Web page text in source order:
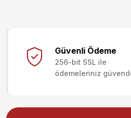
Ürün resmi kalitesiz, bozuk
Ürün açıklamasında eksik
Güvenli Ödeme
256-bit SSL ile
ödemeleriniz